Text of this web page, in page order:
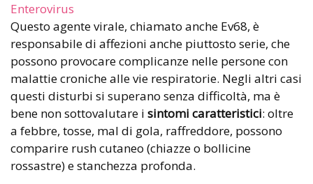
Enterovirus
Questo agente virale, chiamato anche Ev68, è
responsabile di affezioni anche piuttosto serie, che
possono provocare complicanze nelle persone con
malattie croniche alle vie respiratorie. Negli altri casi
questi disturbi si superano senza difficoltà, ma è
bene non sottovalutare i sintomi caratteristici: oltre
a febbre, tosse, mal di gola, raffreddore, possono
comparire rush cutaneo (chiazze o bollicine
rossastre) e stanchezza profonda.